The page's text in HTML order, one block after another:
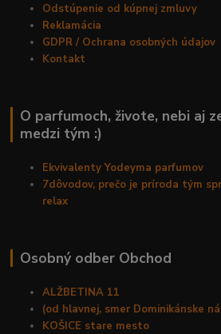
Odstúpenie od kúpnej zmluvy
Reklamácia
GDPR / Ochrana osobných údajov
Kontakt
O parfumoch, živote, nebi aj
medzi tým :)
Ekvivalenty Yodeyma parfumov
7dôvodov, prečo je príroda tým
relax
Osobný odber Obchod
ALŽBETINA 11
(od hlavnej, smer Dominikánske
KOŠICE stare mesto